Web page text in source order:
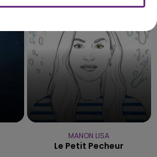
MANON LISA
Le Petit Pecheur